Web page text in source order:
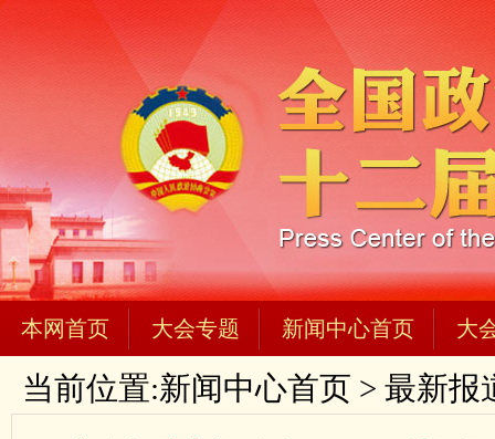
本网首页 大会专题 新闻中心首页 大
当前位置:新闻中心首页 > 最新报